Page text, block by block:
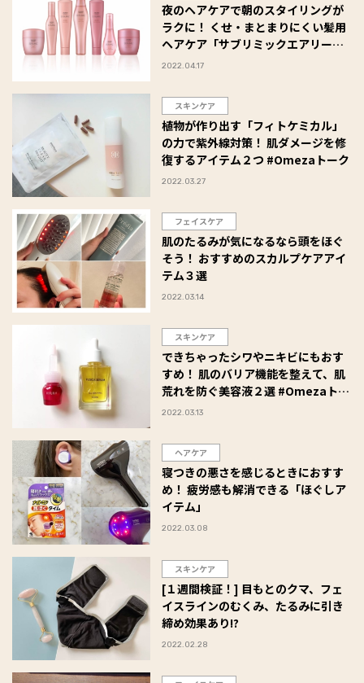
夜のヘアケアで朝のスタイリングが
ラクに！ くせ・まとまりにくい髪用
ヘアケア「サブリミックエアリーフ
ロー」がリニューアル #Omezaトー
2022.04.17
スキンケア
植物が作り出す「フィトケミカル」
の力で紫外線対策！ 肌ダメージを修
復するアイテム２つ #Omezaトーク
2022.03.27
フェイスケア
肌のたるみが気になるなら頭をほぐ
そう！ おすすめのスカルプケアアイ
テム３選
2022.03.14
スキンケア
できちゃったシワやニキビにもおす
すめ！ 肌のバリア機能を整えて、肌
荒れを防ぐ美容液２選 #Omezaトー
ク
2022.03.13
ヘアケア
寝つきの悪さを感じるときにおすす
め！ 疲労感も解消できる「ほぐしア
イテム」
2022.03.08
スキンケア
[１週間検証！] 目もとのクマ、フェ
イスラインのむくみ、たるみに引き
締め効果あり!?
2022.02.28